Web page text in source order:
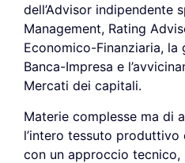
dell’Advisor indipendente
Management, Rating
Economico-Finanziaria,
Banca-Impresa e
Mercati dei capitali.
Materie complesse ma di
l’intero tessuto
con un approccio